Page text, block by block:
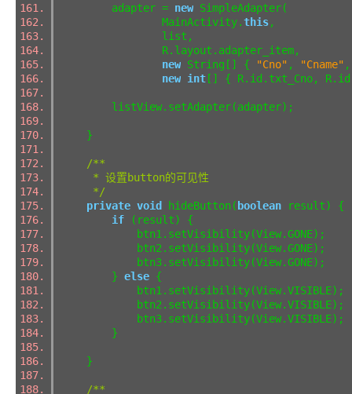
adapter = new SimpleAdapter(
MainActivity.this,
list,
R.layout.adapter_item,
new String[] { "Cno" , "Cname"
new int[] { R.id.txt_Cno,
listView.setAdapter(adapter);
}
/**
* 设置button的可见性
*/
private void hideButton(boolean result)
if (result) {
btn1.setVisibility(View.GONE);
btn2.setVisibility(View.GONE);
btn3.setVisibility(View.GONE);
} else {
}
}
/**